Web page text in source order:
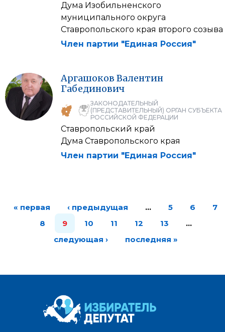
Дума Изобильненского
муниципального округа
Ставропольского края второго созыва
Член партии "Единая Россия"
Аргашоков Валентин
Габединович
ЗАКОНОДАТЕЛЬНЫЙ
(ПРЕДСТАВИТЕЛЬНЫЙ) ОРГАН СУБЪЕКТА
РОССИЙСКОЙ ФЕДЕРАЦИИ
Ставропольский край
Дума Ставропольского края
Член партии "Единая Россия"
« первая ‹ предыдущая … 5 6
7
8
9 10 11 12 13
…
следующая ›
последняя »